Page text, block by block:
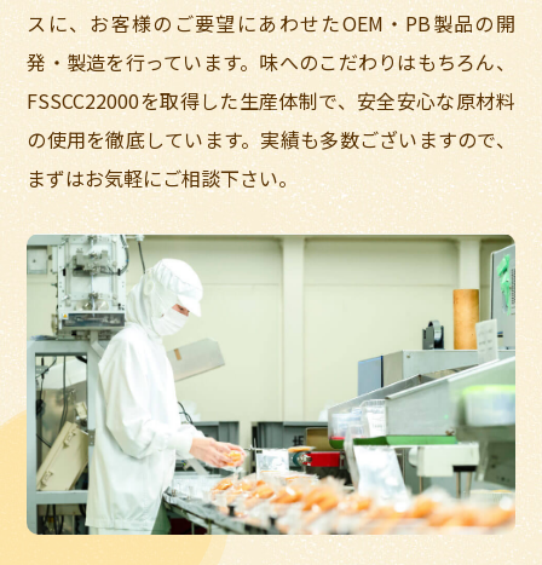
スに、お客様のご要望にあわせたOEM・PB製品の開
発・製造を行っています。味へのこだわりはもちろん、
FSSCC22000を取得した生産体制で、安全安心な原材料
の使用を徹底しています。実績も多数ございますので、
まずはお気軽にご相談下さい。